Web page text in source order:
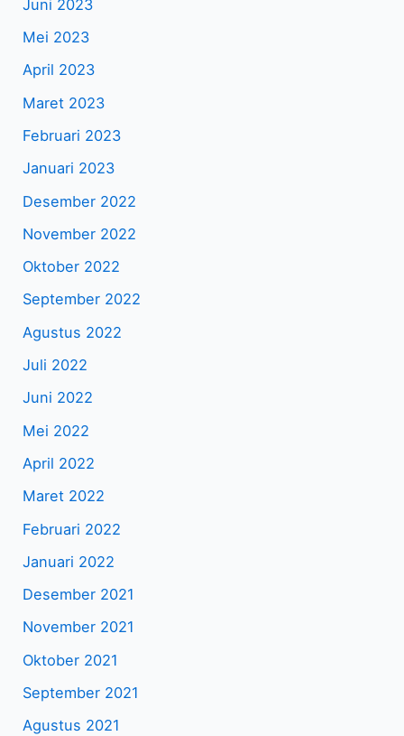
Juni 2023
Mei 2023
April 2023
Maret 2023
Februari 2023
Januari 2023
Desember 2022
November 2022
Oktober 2022
September 2022
Agustus 2022
Juli 2022
Juni 2022
Mei 2022
April 2022
Maret 2022
Februari 2022
Januari 2022
Desember 2021
November 2021
Oktober 2021
September 2021
Agustus 2021